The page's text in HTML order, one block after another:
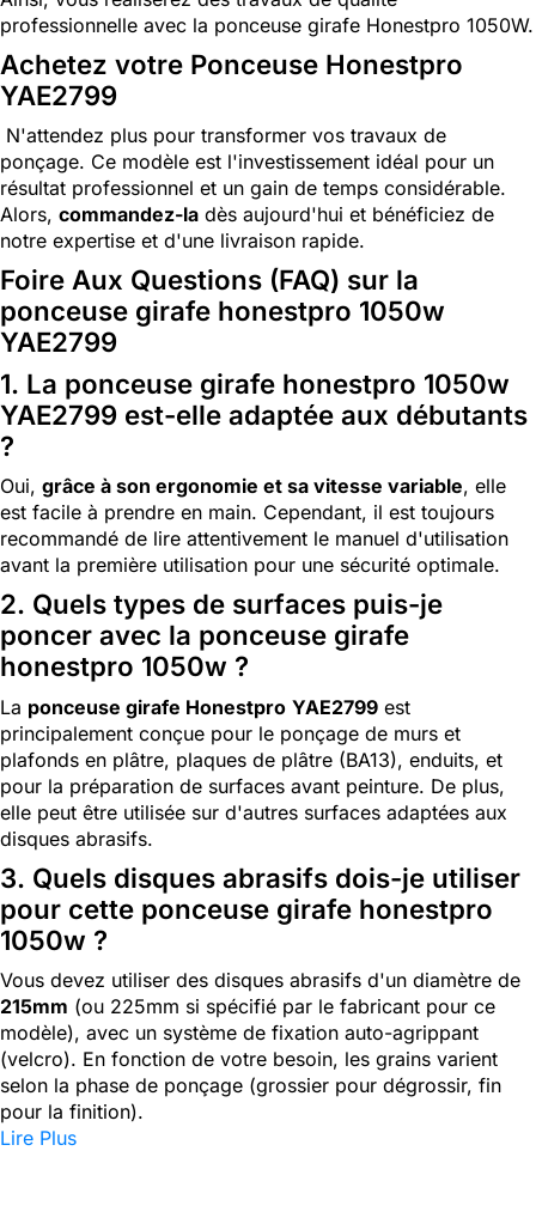
professionnelle avec la ponceuse girafe Honestpro 1050W.
Achetez votre Ponceuse Honestpro
YAE2799
N'attendez plus pour transformer vos travaux de
ponçage. Ce modèle est l'investissement idéal pour un
résultat professionnel et un gain de temps considérable.
Alors, commandez-la dès aujourd'hui et bénéficiez de
notre expertise et d'une livraison rapide.
Foire Aux Questions (FAQ) sur la
ponceuse girafe honestpro 1050w
YAE2799
1. La ponceuse girafe honestpro 1050w
YAE2799 est-elle adaptée aux débutants
?
Oui, grâce à son ergonomie et sa vitesse variable, elle
est facile à prendre en main. Cependant, il est toujours
recommandé de lire attentivement le manuel d'utilisation
avant la première utilisation pour une sécurité optimale.
2. Quels types de surfaces puis-je
poncer avec la ponceuse girafe
honestpro 1050w ?
La ponceuse girafe Honestpro YAE2799 est
principalement conçue pour le ponçage de murs et
plafonds en plâtre, plaques de plâtre (BA13), enduits, et
pour la préparation de surfaces avant peinture. De plus,
elle peut être utilisée sur d'autres surfaces adaptées aux
disques abrasifs.
3. Quels disques abrasifs dois-je utiliser
pour cette ponceuse girafe honestpro
1050w ?
Vous devez utiliser des disques abrasifs d'un diamètre de
215mm (ou 225mm si spécifié par le fabricant pour ce
modèle), avec un système de fixation auto-agrippant
(velcro). En fonction de votre besoin, les grains varient
selon la phase de ponçage (grossier pour dégrossir, fin
pour la finition).
Lire Plus